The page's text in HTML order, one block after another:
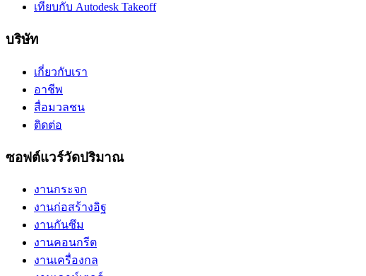
เทียบกับ Autodesk Takeoff
บริษัท
เกี่ยวกับเรา
อาชีพ
สื่อมวลชน
ติดต่อ
ซอฟต์แวร์วัดปริมาณ
งานกระจก
งานก่อสร้างอิฐ
งานกันซึม
งานคอนกรีต
งานเครื่องกล